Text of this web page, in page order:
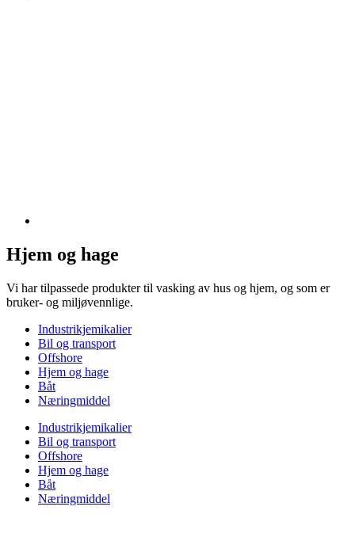
Hjem og hage
Vi har tilpassede produkter til vasking av hus og hjem, og som er
bruker- og miljøvennlige.
Industrikjemikalier
Bil og transport
Offshore
Hjem og hage
Båt
Næringmiddel
Industrikjemikalier
Bil og transport
Offshore
Hjem og hage
Båt
Næringmiddel